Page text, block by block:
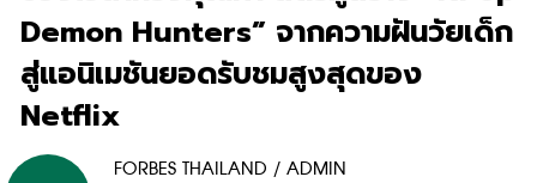
Demon Hunters” จากความฝันวัยเด็ก
สู่แอนิเมชันยอดรับชมสูงสุดของ
Netflix
FORBES THAILAND / ADMIN